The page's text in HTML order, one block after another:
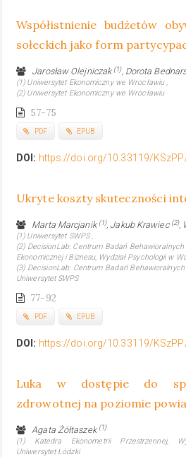
Współistnienie budżetów
sołeckich jako form
Jarosław Olejniczak (1), Dorota
(1) Uniwersytet Ekonomiczny we Wrocławiu ,
(2) Uniwersytet Ekonomiczny we Wrocławiu
57-75
PDF EPUB
DOI: https://doi.org/10.33119/
Ukryte koszty skuteczności
Marta Marcjanik (1), Jakub Krawiec (2),
(1) Uniwersytet SWPS ,
(2) DecisionLab: Centrum Badań
Ekonomicznej i Biznesu, Wydział Psychologii w
(3) DecisionLab: Centrum Badań
Uniwersytet SWPS
77-92
PDF EPUB
DOI: https://doi.org/10.33119/
Luka w dostępie do
zdrowotnej na poziomie
Agata Żółtaszek (1)
(1) Katedra Ekonometrii Przestrzennej,
Uniwersytet Łódzki